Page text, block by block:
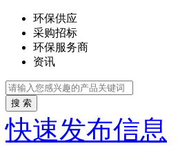
环保供应
采购招标
环保服务商
资讯
搜 索
快速发布信息